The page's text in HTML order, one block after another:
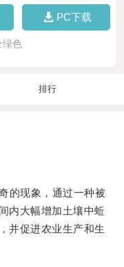
PC下载
绿色
排行
现象，通过一种被
内大幅增加土壤中蚯
并促进农业生产和生